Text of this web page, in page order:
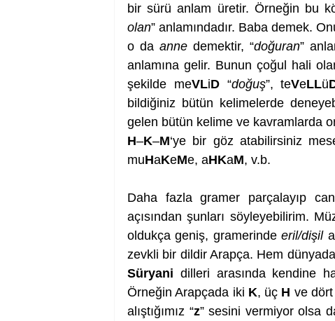
bir sürü anlam üretir. Örneğin bu
olan” anlamındadır. Baba demek.
o da anne demektir, “doğuran”
anlamına gelir. Bunun çoğul hali
şekilde meVLiD “doğuş”, teVeLLü
bildiğiniz bütün kelimelerde
gelen bütün kelime ve kavramlarda
H–K–M‘ye bir göz atabilirsiniz
muHaKeMe, aHKaM, v.b.
Daha fazla gramer parçalayıp
açısından şunları söyleyebilirim.
oldukça geniş, gramerinde eril/dişil
zevkli bir dildir Arapça. Hem
Süryani dilleri arasında kendine
Örneğin Arapçada iki K, üç H ve
alıştığımız “z” sesini vermiyor olsa